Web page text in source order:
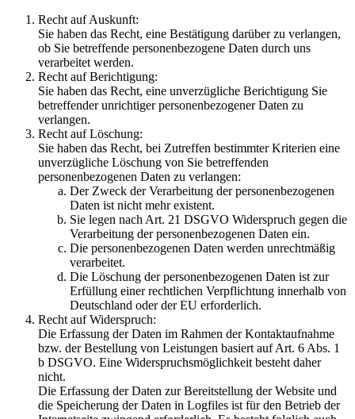
Recht auf Auskunft:
Sie haben das Recht, eine Bestätigung darüber zu verlangen,
ob Sie betreffende personenbezogene Daten durch uns
verarbeitet werden.
Recht auf Berichtigung:
Sie haben das Recht, eine unverzügliche Berichtigung Sie
betreffender unrichtiger personenbezogener Daten zu
verlangen.
Recht auf Löschung:
Sie haben das Recht, bei Zutreffen bestimmter Kriterien eine
unverzügliche Löschung von Sie betreffenden
personenbezogenen Daten zu verlangen:
Der Zweck der Verarbeitung der personenbezogenen
Daten ist nicht mehr existent.
Sie legen nach Art. 21 DSGVO Widerspruch gegen die
Verarbeitung der personenbezogenen Daten ein.
Die personenbezogenen Daten werden unrechtmäßig
verarbeitet.
Die Löschung der personenbezogenen Daten ist zur
Erfüllung einer rechtlichen Verpflichtung innerhalb von
Deutschland oder der EU erforderlich.
Recht auf Widerspruch:
Die Erfassung der Daten im Rahmen der Kontaktaufnahme
bzw. der Bestellung von Leistungen basiert auf Art. 6 Abs. 1
b DSGVO. Eine Widerspruchsmöglichkeit besteht daher
nicht.
Die Erfassung der Daten zur Bereitstellung der Website und
die Speicherung der Daten in Logfiles ist für den Betrieb der